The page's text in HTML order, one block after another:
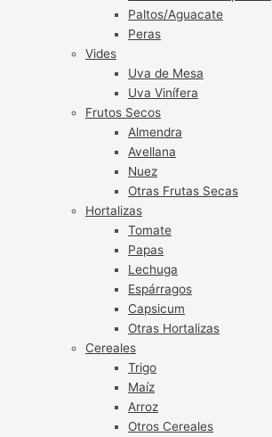
Paltos/Aguacate
Peras
Vides
Uva de Mesa
Uva Vinífera
Frutos Secos
Almendra
Avellana
Nuez
Otras Frutas Secas
Hortalizas
Tomate
Papas
Lechuga
Espárragos
Capsicum
Otras Hortalizas
Cereales
Trigo
Maíz
Arroz
Otros Cereales